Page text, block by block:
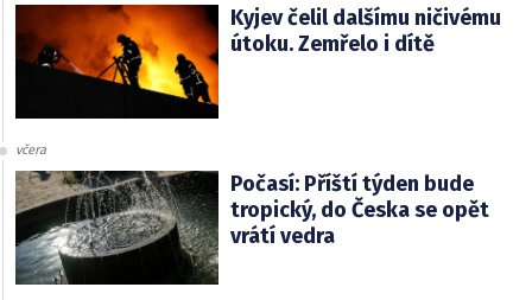
Kyjev čelil dalšímu ničivému
útoku. Zemřelo i dítě
včera
Počasí: Příští týden bude
tropický, do Česka se opět
vrátí vedra